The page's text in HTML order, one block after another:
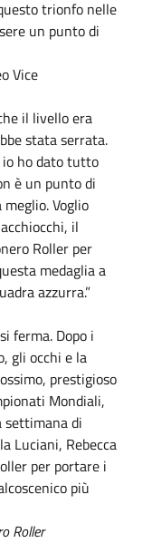
trionfo nelle
un punto di
Vice
il livello era
stata serrata.
ho dato tutto
è un punto di
Voglio
il
Roller per
medaglia a
azzurra.”
ferma. Dopo i
gli occhi e la
prestigioso
Mondiali,
settimana di
Luciani, Rebecca
per portare i
più
Roller